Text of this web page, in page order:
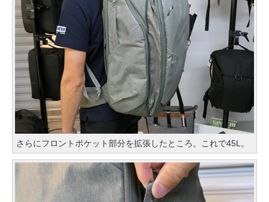
さらにフロントポケット部分を拡張したところ。これで45L。